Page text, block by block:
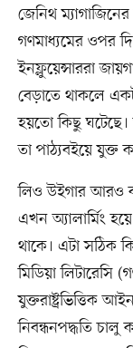
জেনিথ
গণমাধ্যমের ওপর
ইনফ্লুয়েন্সাররা
বেড়াতে থাকলে
হয়তো কিছু
তা পাঠ্যবইয়ে যুক্ত
লিও উইগার আরও
এখন অ্যালার্মিং
থাকে। এটা সঠিক
মিডিয়া লিটারেসি
যুক্তরাষ্ট্রভিত্তিক
নিবন্ধনপদ্ধতি